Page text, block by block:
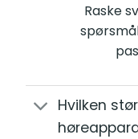
Raske
Hvilken